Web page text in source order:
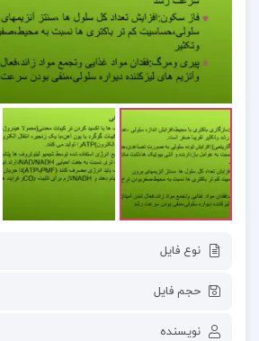
نوع فایل
حجم فایل
نویسنده